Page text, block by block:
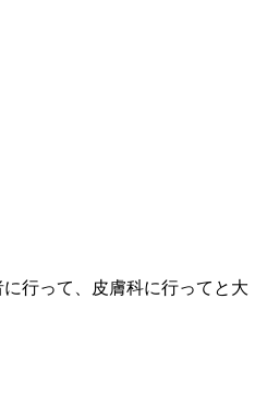
行って、皮膚科に行ってと大